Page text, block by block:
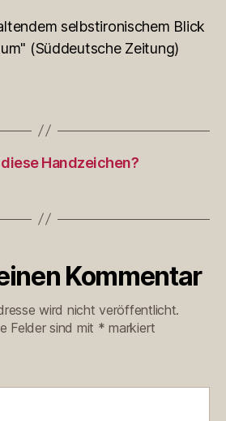
selbstironischem Blick
(Süddeutsche Zeitung)
Handzeichen?
Kommentar
wird nicht veröffentlicht.
Felder sind mit * markiert